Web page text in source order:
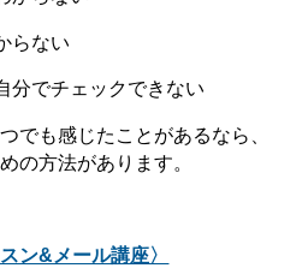
るわけではありませんよね？